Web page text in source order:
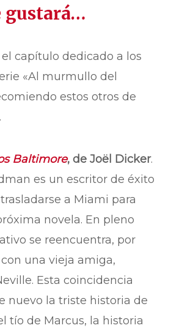
gustará…
capítulo dedicado a los
«Al murmullo del
estos otros de
Baltimore, de Joël Dicker.
es un escritor de éxito
a Miami para
novela. En pleno
se reencuentra, por
una vieja amiga,
Esta coincidencia
nuevo la triste historia de
tío de Marcus, la historia